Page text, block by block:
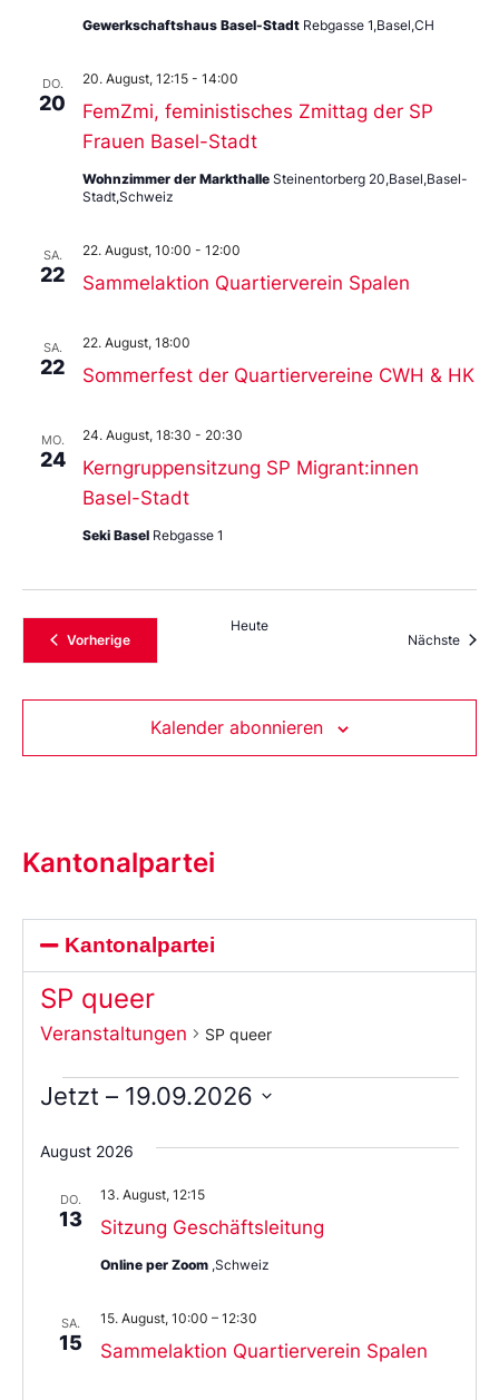
Gewerkschaftshaus Basel-Stadt Rebgasse 1,Basel,CH
DO.
20
FemZmi, feministisches Zmittag der SP
Frauen Basel-Stadt
20. August, 12:15 - 14:00
Wohnzimmer der Markthalle Steinentorberg 20,Basel,Basel-
Stadt,Schweiz
SA.
22 Sammelaktion Quartierverein Spalen
22. August, 10:00 - 12:00
SA.
22 Sommerfest der Quartiervereine CWH & HK
22. August, 18:00
MO.
24
Kerngruppensitzung SP Migrant:innen
Basel-Stadt
24. August, 18:30 - 20:30
Seki Basel Rebgasse 1
VorherigeVeranstaltungen
Heute
Nächste
Kalender abonnieren
Kantonalpartei
Kantonalpartei
SP queer
Veranstaltungen SP queer
Jetzt – 19.09.2026
Sie
das
aus.
August 2026
DO.
13 Sitzung Geschäftsleitung
13. August, 12:15
Online per Zoom ,Schweiz
SA.
15 Sammelaktion Quartierverein Spalen
15. August, 10:00 – 12:30